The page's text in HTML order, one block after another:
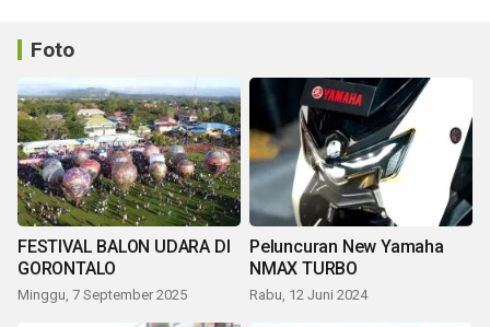
Foto
FESTIVAL BALON UDARA DI
GORONTALO
Minggu, 7 September 2025
Peluncuran New Yamaha
NMAX TURBO
Rabu, 12 Juni 2024